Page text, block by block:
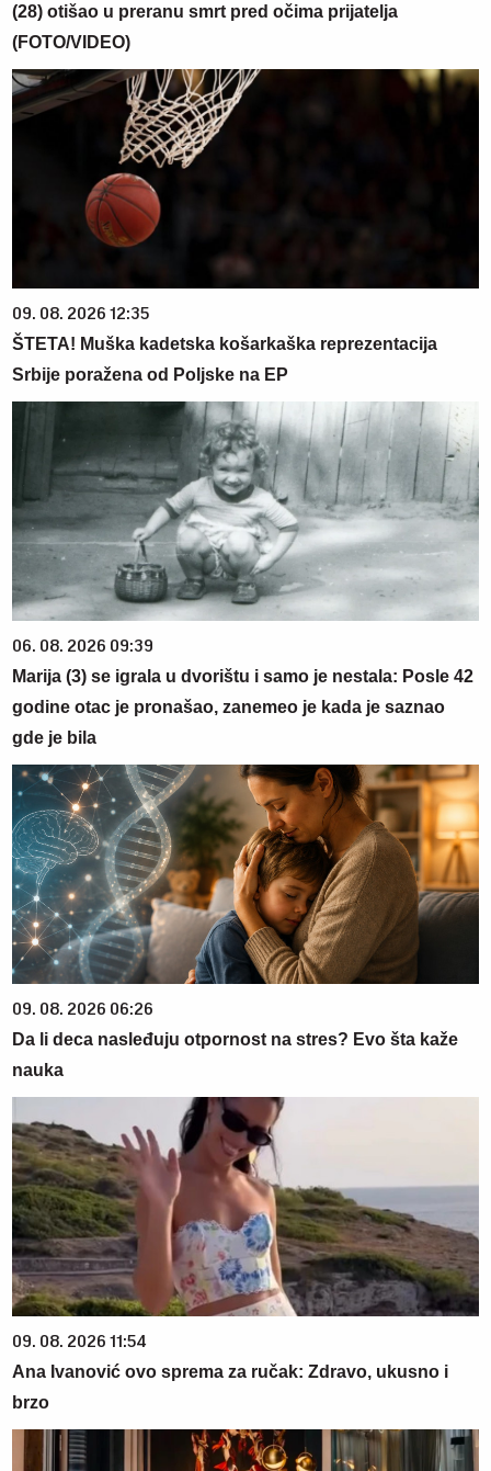
(28) otišao u preranu smrt pred očima prijatelja
(FOTO/VIDEO)
09. 08. 2026 12:35
ŠTETA! Muška kadetska košarkaška reprezentacija
Srbije poražena od Poljske na EP
06. 08. 2026 09:39
Marija (3) se igrala u dvorištu i samo je nestala: Posle 42
godine otac je pronašao, zanemeo je kada je saznao
gde je bila
09. 08. 2026 06:26
Da li deca nasleđuju otpornost na stres? Evo šta kaže
nauka
09. 08. 2026 11:54
Ana Ivanović ovo sprema za ručak: Zdravo, ukusno i
brzo